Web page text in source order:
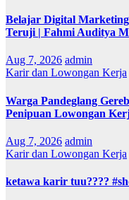
Belajar Digital
Teruji | Fahmi Auditya
Aug 7, 2026 admin
Karir dan Lowongan Kerja
Warga Pandeglang
Penipuan Lowongan
Aug 7, 2026 admin
Karir dan Lowongan Kerja
ketawa karir tuu????